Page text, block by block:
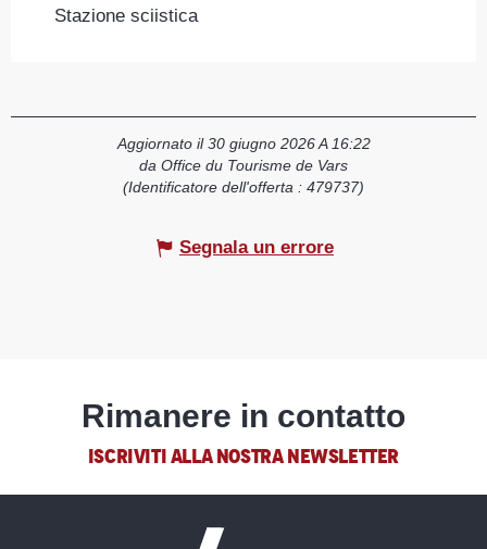
Stazione sciistica
Aggiornato il 30 giugno 2026 A 16:22
da Office du Tourisme de Vars
(Identificatore dell'offerta : 479737)
Segnala un errore
Rimanere in contatto
ISCRIVITI ALLA NOSTRA NEWSLETTER